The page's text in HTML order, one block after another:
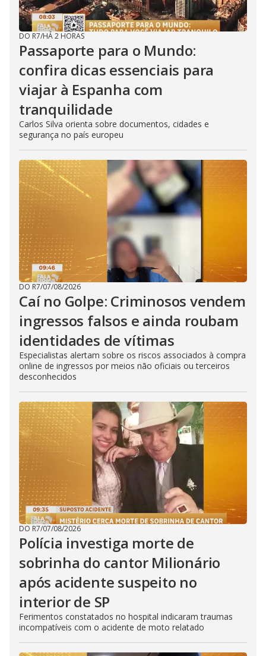
DO R7/HÁ 2 HORAS
Passaporte para o Mundo:
confira dicas essenciais para
viajar à Espanha com
tranquilidade
Carlos Silva orienta sobre documentos, cidades e
segurança no país europeu
DO R7/07/08/2026
Caí no Golpe: Criminosos vendem
ingressos falsos e ainda roubam
identidades de vítimas
Especialistas alertam sobre os riscos associados à compra
online de ingressos por meios não oficiais ou terceiros
desconhecidos
DO R7/07/08/2026
Polícia investiga morte de
sobrinha do cantor Milionário
após acidente suspeito no
interior de SP
Ferimentos constatados no hospital indicaram traumas
incompatíveis com o acidente de moto relatado